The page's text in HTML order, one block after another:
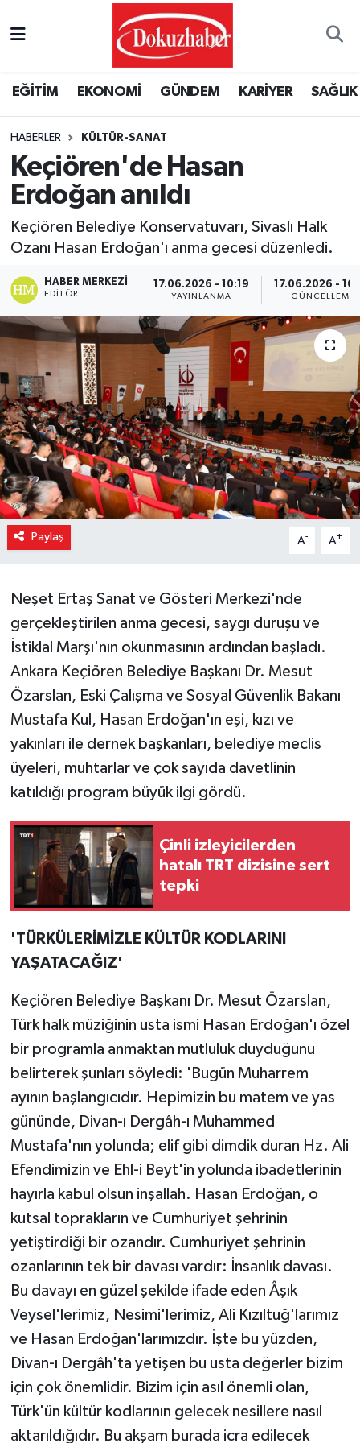
EĞİTİM EKONOMİ GÜNDEM KARİYER SAĞLIK
HABERLER KÜLTÜR-SANAT
Keçiören'de Hasan
Erdoğan anıldı
Keçiören Belediye Konservatuvarı, Sivaslı Halk
Ozanı Hasan Erdoğan'ı anma gecesi düzenledi.
HABER MERKEZI
EDITÖR
17.06.2026 - 10:19
YAYINLANMA
17.06.2026 -
GÜNCELLEME
Paylaş A- A+
Neşet Ertaş Sanat ve Gösteri Merkezi'nde
gerçekleştirilen anma gecesi, saygı duruşu ve
İstiklal Marşı'nın okunmasının ardından başladı.
Ankara Keçiören Belediye Başkanı Dr. Mesut
Özarslan, Eski Çalışma ve Sosyal Güvenlik Bakanı
Mustafa Kul, Hasan Erdoğan'ın eşi, kızı ve
yakınları ile dernek başkanları, belediye meclis
üyeleri, muhtarlar ve çok sayıda davetlinin
katıldığı program büyük ilgi gördü.
Çinli izleyicilerden
hatalı TRT dizisine sert
tepki
'TÜRKÜLERİMİZLE KÜLTÜR KODLARINI
YAŞATACAĞIZ'
Keçiören Belediye Başkanı Dr. Mesut Özarslan,
Türk halk müziğinin usta ismi Hasan Erdoğan'ı özel
bir programla anmaktan mutluluk duyduğunu
belirterek şunları söyledi: 'Bugün Muharrem
ayının başlangıcıdır. Hepimizin bu matem ve yas
gününde, Divan-ı Dergâh-ı Muhammed
Mustafa'nın yolunda; elif gibi dimdik duran Hz. Ali
Efendimizin ve Ehl-i Beyt'in yolunda ibadetlerinin
hayırla kabul olsun inşallah. Hasan Erdoğan, o
kutsal toprakların ve Cumhuriyet şehrinin
yetiştirdiği bir ozandır. Cumhuriyet şehrinin
ozanlarının tek bir davası vardır: İnsanlık davası.
Bu davayı en güzel şekilde ifade eden Âşık
Veysel'lerimiz, Nesimi'lerimiz, Ali Kızıltuğ'larımız
ve Hasan Erdoğan'larımızdır. İşte bu yüzden,
Divan-ı Dergâh'ta yetişen bu usta değerler bizim
için çok önemlidir. Bizim için asıl önemli olan,
Türk'ün kültür kodlarının gelecek nesillere nasıl
aktarıldığıdır. Bu akşam burada icra edilecek
Puan Durumu ve Fikstür
Tüm Manşetler
Son Dakika Haberleri